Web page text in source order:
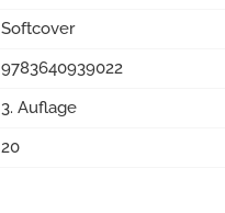
Softcover
9783640939022
3. Auflage
20